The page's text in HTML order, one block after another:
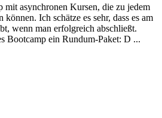
mit asynchronen Kursen, die zu jedem
Ich schätze es sehr, dass es am
wenn man erfolgreich abschließt.
Bootcamp ein Rundum-Paket: D ...